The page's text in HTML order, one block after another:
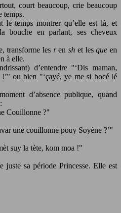
court beaucoup, crie beaucoup
temps.
le temps montrer qu’elle est là, et
bouche en parlant, ses cheveux
transforme les rensh et lesque en
à elle.
d’entendre
‘Dis maman,
ou bien
‘çayé, ye me si bocé lé
d’absence publique, quand
Couillonne ?
une couillonne pouy Soyène ?’
suy la tète, kom moa !
juste sa période Princesse. Elle est